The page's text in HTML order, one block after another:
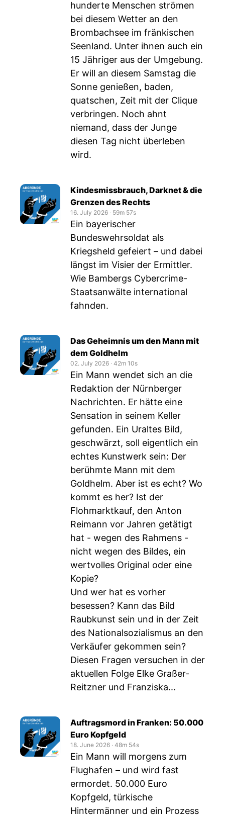
hunderte Menschen strömen
bei diesem Wetter an den
Brombachsee im fränkischen
Seenland. Unter ihnen auch ein
15 Jähriger aus der Umgebung.
Er will an diesem Samstag die
Sonne genießen, baden,
quatschen, Zeit mit der Clique
verbringen. Noch ahnt
niemand, dass der Junge
diesen Tag nicht überleben
wird.
Kindesmissbrauch, Darknet & die
Grenzen des Rechts
16. July 2026 ‧ 59m 57s
Ein bayerischer
Bundeswehrsoldat als
Kriegsheld gefeiert – und dabei
längst im Visier der Ermittler.
Wie Bambergs Cybercrime-
Staatsanwälte international
fahnden.
Das Geheimnis um den Mann mit
dem Goldhelm
02. July 2026 ‧ 42m 10s
Ein Mann wendet sich an die
Redaktion der Nürnberger
Nachrichten. Er hätte eine
Sensation in seinem Keller
gefunden. Ein Uraltes Bild,
geschwärzt, soll eigentlich ein
echtes Kunstwerk sein: Der
berühmte Mann mit dem
Goldhelm. Aber ist es echt? Wo
kommt es her? Ist der
Flohmarktkauf, den Anton
Reimann vor Jahren getätigt
hat - wegen des Rahmens -
nicht wegen des Bildes, ein
wertvolles Original oder eine
Kopie?
Und wer hat es vorher
besessen? Kann das Bild
Raubkunst sein und in der Zeit
des Nationalsozialismus an den
Verkäufer gekommen sein?
Diesen Fragen versuchen in der
aktuellen Folge Elke Graßer-
Reitzner und Franziska...
Auftragsmord in Franken: 50.000
Euro Kopfgeld
18. June 2026 ‧ 48m 54s
Ein Mann will morgens zum
Flughafen – und wird fast
ermordet. 50.000 Euro
Kopfgeld, türkische
Hintermänner und ein Prozess